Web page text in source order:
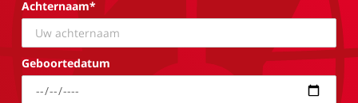
Achternaam*
Geboortedatum